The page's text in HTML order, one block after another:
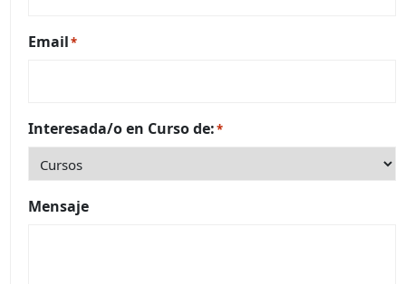
Email*
Interesada/o en Curso de:*
Mensaje